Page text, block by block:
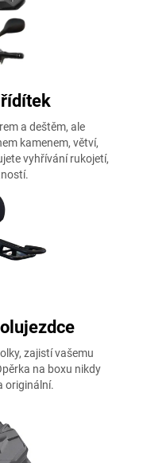
a deštěm, ale
kamenem, větví,
vyhřívání rukojetí,
zajistí vašemu
na boxu nikdy
originální.